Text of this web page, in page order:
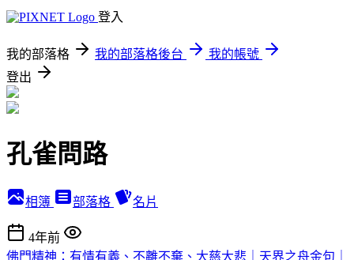
登入
我的部落格 我的部落格後台
我的帳號
登出
孔雀問路
相簿 部落格 名片
4年前
佛門精神：有情有義、不離不棄、大慈大悲｜天界之舟金句｜